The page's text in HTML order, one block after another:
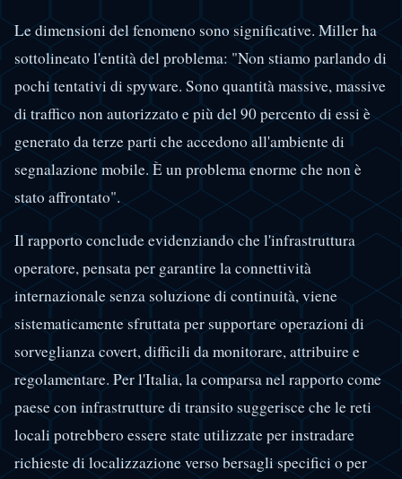
Le dimensioni del fenomeno sono significative. Miller ha
sottolineato l'entità del problema: "Non stiamo parlando di
pochi tentativi di spyware. Sono quantità massive, massive
di traffico non autorizzato e più del 90 percento di essi è
generato da terze parti che accedono all'ambiente di
segnalazione mobile. È un problema enorme che non è
stato affrontato".
Il rapporto conclude evidenziando che l'infrastruttura
operatore, pensata per garantire la connettività
internazionale senza soluzione di continuità, viene
sistematicamente sfruttata per supportare operazioni di
sorveglianza covert, difficili da monitorare, attribuire e
regolamentare. Per l'Italia, la comparsa nel rapporto come
paese con infrastrutture di transito suggerisce che le reti
locali potrebbero essere state utilizzate per instradare
richieste di localizzazione verso bersagli specifici o per